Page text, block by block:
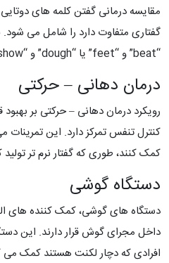
مقایسه درمانی گفتن کلمه های
گفتاری متفاوت دارد را شامل می شود.
“beat” و “feet” یا “dough” و “show” باشد.
درمان دهانی – حرکتی
رویکرد درمان دهانی – حرکتی بر
کنترل تنفس تمرکز دارد. این تمرینات
کمک کنند، طوری که گفتار نرم تر تولید
دستگاه گوشی
دستگاه های گوشی، کمک کننده های
داخل مجرای گوش قرار دارند. این
افرادی که دچار لکنت هستند کمک می